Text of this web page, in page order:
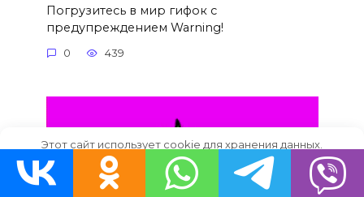
Погрузитесь в мир гифок с
предупреждением Warning!
0 439
Этот сайт использует cookie для хранения данных.
Продолжая использовать сайт, Вы даете свое согласие на
работу с этими файлами.
OK